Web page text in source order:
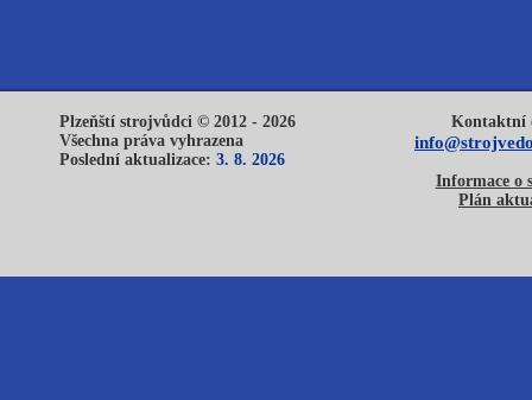
Plzeňští strojvůdci © 2012 - 2026
Všechna práva vyhrazena
Poslední aktualizace: 3. 8. 2026
Kontaktní
Informace o
Plán